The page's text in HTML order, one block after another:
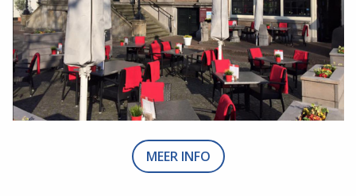
MEER INFO